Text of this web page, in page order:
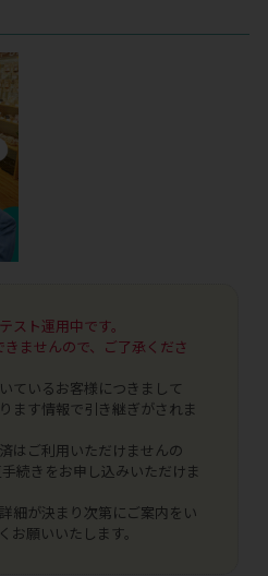
スト運用中です。
ませんので、ご了承くださ
ているお客様につきまして
ます情報で引き継ぎがされま
はご利用いただけませんの
続きをお申し込みいただけま
細が決まり次第にご案内をい
お願いいたします。